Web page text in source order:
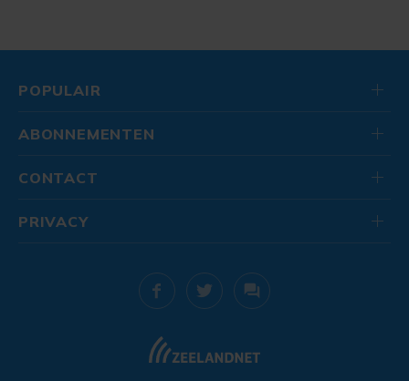
POPULAIR
ABONNEMENTEN
CONTACT
PRIVACY